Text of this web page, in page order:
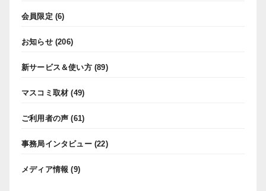
会員限定 (6)
お知らせ(206)
新サービス＆使い方(89)
マスコミ取材 (49)
ご利用者の声 (61)
事務局インタビュー(22)
メディア情報 (9)